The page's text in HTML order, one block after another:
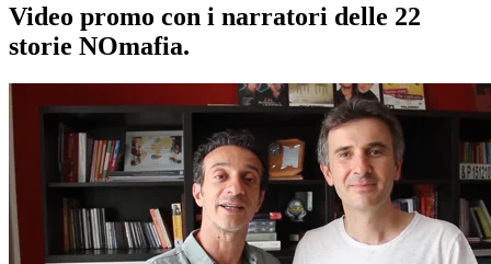
Video promo con i narratori delle 22
storie NOmafia.